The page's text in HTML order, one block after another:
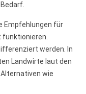
Empfehlungen für
werden. In
Landwirte laut den
wie